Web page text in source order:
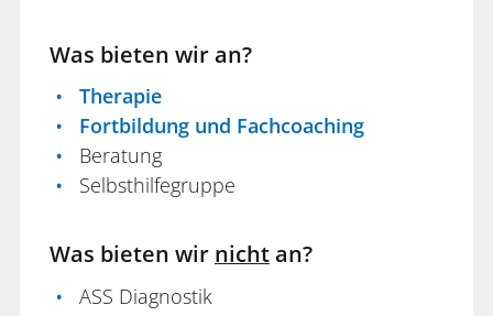
Was bieten wir an?
Therapie
Fortbildung und Fachcoaching
Beratung
Selbsthilfegruppe
Was bieten wir nicht an?
ASS Diagnostik